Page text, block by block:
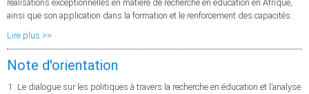
réalisations exceptionnelles en matière de recherche en éducation en Afrique,
ainsi que son application dans la formation et le renforcement des capacités.
Lire plus >>
Note d'orientation
Le dialogue sur les politiques à travers la recherche en éducation et l’analyse